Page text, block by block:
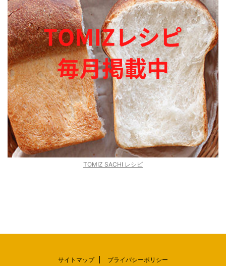
TOMIZ SACHI レシピ
サイトマップ プライバシーポリシー